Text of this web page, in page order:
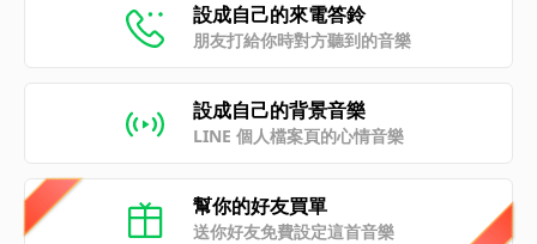
設成自己的來電答鈴
朋友打給你時對方聽到的音樂
設成自己的背景音樂
LINE 個人檔案頁的心情音樂
幫你的好友買單
送你好友免費設定這首音樂